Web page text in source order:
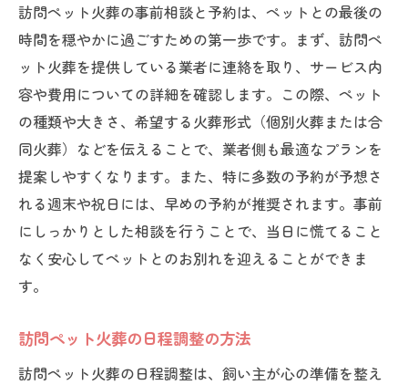
訪問ペット火葬の事前相談と予約は、ペットとの最後の
時間を穏やかに過ごすための第一歩です。まず、訪問ペ
ット火葬を提供している業者に連絡を取り、サービス内
容や費用についての詳細を確認します。この際、ペット
の種類や大きさ、希望する火葬形式（個別火葬または合
同火葬）などを伝えることで、業者側も最適なプランを
提案しやすくなります。また、特に多数の予約が予想さ
れる週末や祝日には、早めの予約が推奨されます。事前
にしっかりとした相談を行うことで、当日に慌てること
なく安心してペットとのお別れを迎えることができま
す。
訪問ペット火葬の日程調整の方法
訪問ペット火葬の日程調整は、飼い主が心の準備を整え